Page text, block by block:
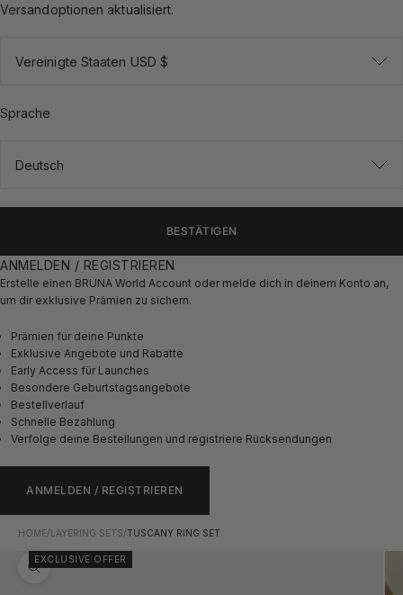
Versandoptionen aktualisiert.
Vereinigte Staaten USD $
Sprache
Deutsch
BESTÄTIGEN
ANMELDEN / REGISTRIEREN
Erstelle einen BRUNA World Account oder melde dich in deinem Konto an,
um dir exklusive Prämien zu sichern.
Prämien für deine Punkte
Exklusive Angebote und Rabatte
Early Access für Launches
Besondere Geburtstagsangebote
Bestellverlauf
Schnelle Bezahlung
Verfolge deine Bestellungen und registriere Rücksendungen
ANMELDEN / REGISTRIEREN
HOME/ LAYERING SETS/TUSCANY RING SET
Bild vergrößern
EXCLUSIVE OFFER